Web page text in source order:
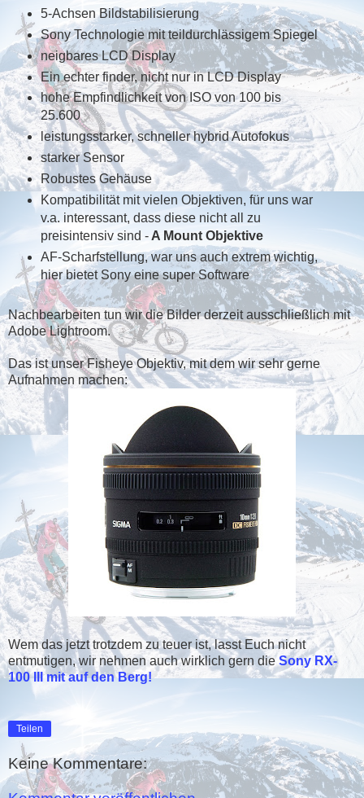
5-Achsen Bildstabilisierung
Sony Technologie mit teildurchlässigem Spiegel
neigbares LCD Display
Ein echter finder, nicht nur in LCD Display
hohe Empfindlichkeit von ISO von 100 bis
25.600
leistungsstarker, schneller hybrid Autofokus
starker Sensor
Robustes Gehäuse
Kompatibilität mit vielen Objektiven, für uns war
v.a. interessant, dass diese nicht all zu
preisintensiv sind -A Mount Objektive
AF-Scharfstellung, war uns auch extrem wichtig,
hier bietet Sony eine super Software
Nachbearbeiten tun wir die Bilder derzeit ausschließlich mit
Adobe Lightroom.
Das ist unser Fisheye Objektiv, mit dem wir sehr gerne
Aufnahmen machen:
Wem das jetzt trotzdem zu teuer ist, lasst Euch nicht
entmutigen, wir nehmen auch wirklich gern dieSony RX-
100 III mit auf den Berg!
Teilen
Keine Kommentare: